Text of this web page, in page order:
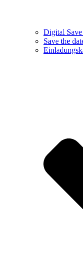
Digital Save
Save the